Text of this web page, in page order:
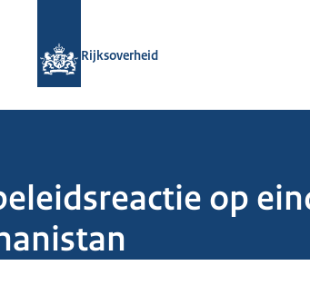
Rijksoverheid
op